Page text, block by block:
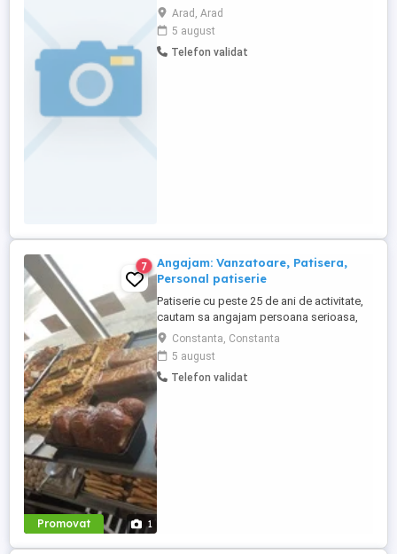
32A, Judeţul Arad, avand numarul de
inmatriculare la ORC J2 1674 2021, CUI
44933265 angajaza brutar cv se depune la
sediul societatii
Arad, Arad
5 august
Telefon validat
Promovat 1
7
Angajam: Vanzatoare, Patisera,
Personal patiserie
Patiserie cu peste 25 de ani de activitate,
cautam sa angajam persoana serioasa,
amabila,care sa ne ajute in activitatea de
vanzare (cu posibilitatea de calificare in
activitatea de productie) -Oferim contract
de munca pe o perioada nedeterminata -
Constanta, Constanta
5 august
Telefon validat